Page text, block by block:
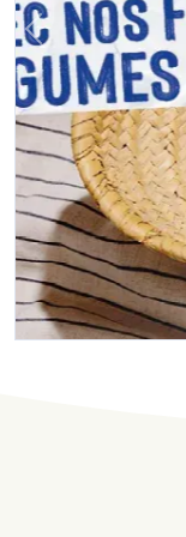
Previous